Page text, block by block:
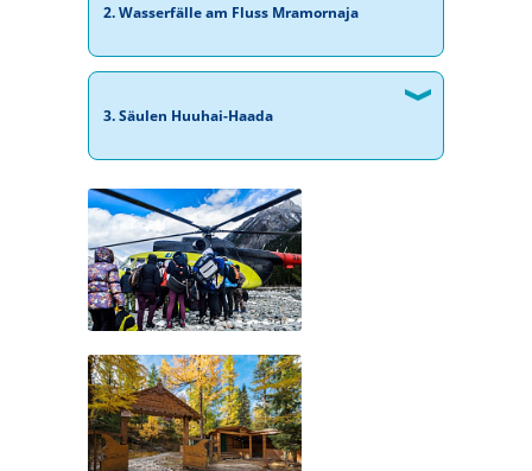
2. Wasserfälle am Fluss Mramornaja
3. Säulen Huuhai-Haada